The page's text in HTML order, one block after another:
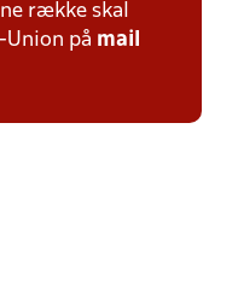
række skal
på mail